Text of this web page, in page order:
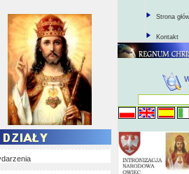
Strona
Kontakt